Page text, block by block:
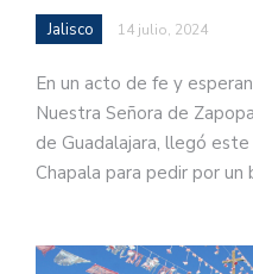
Jalisco 14 julio, 2024
En un acto de fe y
Nuestra Señora de
de Guadalajara, llegó
Chapala para pedir por